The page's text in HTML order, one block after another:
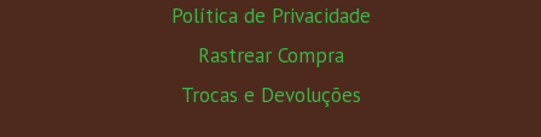
Política de Privacidade
Rastrear Compra
Trocas e Devoluções